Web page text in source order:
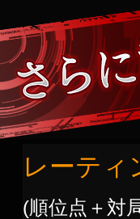
レーティ
(順位点＋対